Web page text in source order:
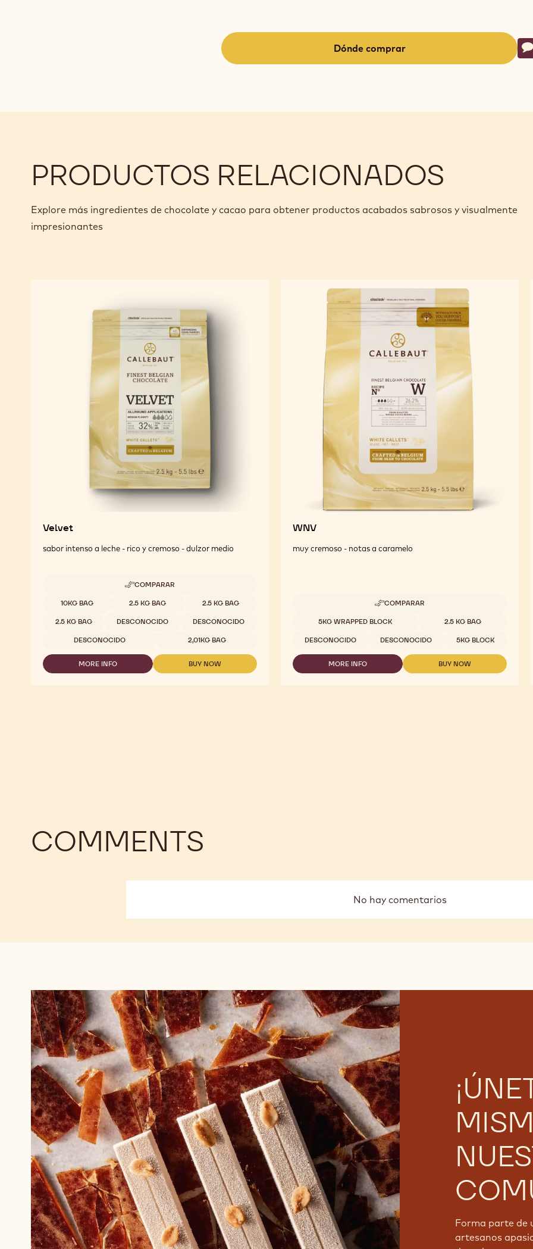
Dónde comprar
(opens
-
PRODUCTOS RELACIONADOS
Explore más ingredientes de chocolate y cacao para obtener productos acabados sabrosos y visualmente
impresionantes
Velvet
sabor intenso a leche - rico y cremoso - dulzor medio
COMPARAR
-
Tamaños disponibles
10KG BAG 2.5 KG BAG 2.5 KG BAG
2.5 KG BAG DESCONOCIDO DESCONOCIDO
DESCONOCIDO 2,01KG BAG
MORE INFO
-
BUY NOW
-
WNV
muy cremoso - notas a caramelo
COMPARAR
-
Tamaños disponibles
5KG WRAPPED BLOCK 2.5 KG BAG
DESCONOCIDO DESCONOCIDO 5KG BLOCK
MORE INFO
-
BUY NOW
-
COMMENTS
No hay comentarios
Forma parte de
artesanos